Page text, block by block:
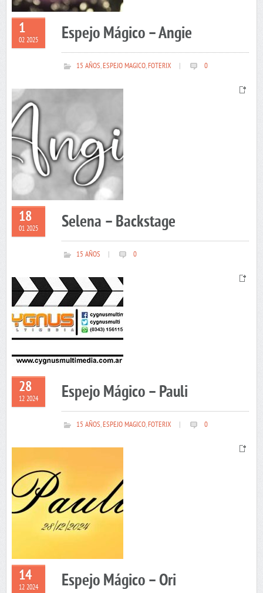
1
02 2025 Espejo Mágico – Angie
15 AÑOS,ESPEJO MAGICO,FOTERIX 0
18
01 2025 Selena – Backstage
15 AÑOS 0
28
12 2024 Espejo Mágico – Pauli
15 AÑOS,ESPEJO MAGICO,FOTERIX 0
14
12 2024 Espejo Mágico – Ori